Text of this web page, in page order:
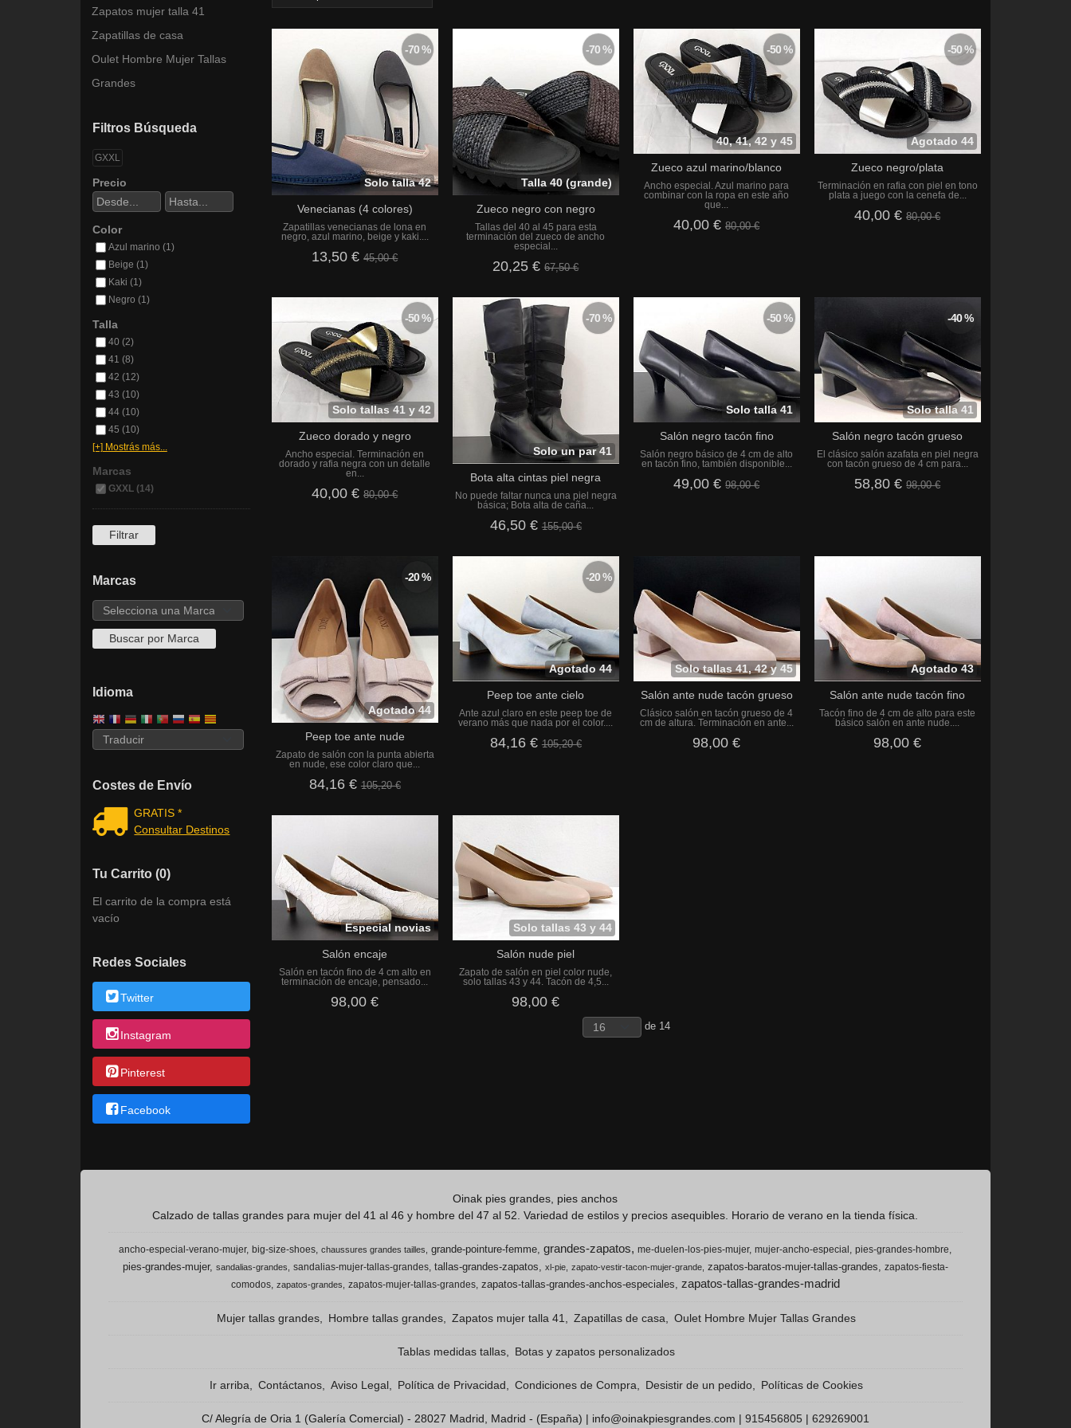
Zapatos mujer talla 41
Zapatillas de casa
Oulet Hombre Mujer Tallas
Grandes
Filtros Búsqueda
GXXL
Precio
Color
Azul marino (1)
Beige (1)
Kaki (1)
Negro (1)
Talla
40 (2)
41 (8)
42 (12)
43 (10)
44 (10)
45 (10)
[+] Mostrás más...
Marcas
GXXL (14)
Marcas
Idioma
Costes de Envío
GRATIS *
Consultar Destinos
Tu Carrito (0)
El carrito de la compra está
vacío
Redes Sociales
Twitter
Instagram
Pinterest
Facebook
Solo talla 42
-70 %
Venecianas (4 colores)
Zapatillas venecianas de lona en
negro, azul marino, beige y kaki....
13,50 €45,00 €
Talla 40 (grande)
-70 %
Zueco negro con negro
Tallas del 40 al 45 para esta
terminación del zueco de ancho
especial...
20,25 €67,50 €
40, 41, 42 y 45
-50 %
Zueco azul marino/blanco
Ancho especial. Azul marino para
combinar con la ropa en este año
que...
40,00 €80,00 €
Agotado 44
-50 %
Zueco negro/plata
Terminación en rafia con piel en tono
plata a juego con la cenefa de...
40,00 €80,00 €
Solo tallas 41 y 42
-50 %
Zueco dorado y negro
Ancho especial. Terminación en
dorado y rafia negra con un detalle
en...
40,00 €80,00 €
Solo un par 41
-70 %
Bota alta cintas piel negra
No puede faltar nunca una piel negra
básica; Bota alta de caña...
46,50 € 155,00 €
Solo talla 41
-50 %
Salón negro tacón fino
Salón negro básico de 4 cm de alto
en tacón fino, también disponible...
49,00 €98,00 €
Solo talla 41
-40 %
Salón negro tacón grueso
El clásico salón azafata en piel negra
con tacón grueso de 4 cm para...
58,80 €98,00 €
Agotado 44
-20 %
Peep toe ante nude
Zapato de salón con la punta abierta
en nude, ese color claro que...
84,16 € 105,20 €
Agotado 44
-20 %
Peep toe ante cielo
Ante azul claro en este peep toe de
verano más que nada por el color....
84,16 € 105,20 €
Solo tallas 41, 42 y 45
Salón ante nude tacón grueso
Clásico salón en tacón grueso de 4
cm de altura. Terminación en ante...
98,00 €
Agotado 43
Salón ante nude tacón fino
Tacón fino de 4 cm de alto para este
básico salón en ante nude....
98,00 €
Especial novias
Salón encaje
Salón en tacón fino de 4 cm alto en
terminación de encaje, pensado...
98,00 €
Solo tallas 43 y 44
Salón nude piel
Zapato de salón en piel color nude,
solo tallas 43 y 44. Tacón de 4,5...
98,00 €
de 14
Oinak pies grandes, pies anchos
Calzado de tallas grandes para mujer del 41 al 46 y hombre del 47 al 52. Variedad de estilos y precios asequibles. Horario de verano en la tienda física.
ancho-especial-verano-mujer big-size-shoes chaussures grandes tailles grande-pointure-femme grandes-zapatos me-duelen-los-pies-mujer mujer-ancho-especial pies-grandes-hombre
pies-grandes-mujer sandalias-grandes sandalias-mujer-tallas-grandes tallas-grandes-zapatos xl-pie zapato-vestir-tacon-mujer-grande zapatos-baratos-mujer-tallas-grandes
zapatos-fiesta-
comodos
zapatos-grandes zapatos-mujer-tallas-grandes zapatos-tallas-grandes-anchos-especiales zapatos-tallas-grandes-madrid
Mujer tallas grandes Hombre tallas grandes Zapatos mujer talla 41 Zapatillas de casa Oulet Hombre Mujer Tallas Grandes
Tablas medidas tallas Botas y zapatos personalizados
Ir arriba Contáctanos Aviso Legal Política de Privacidad Condiciones de Compra Desistir de un pedido Políticas de Cookies
C/ Alegría de Oria 1 (Galería Comercial) - 28027 Madrid, Madrid - (España) | info@oinakpiesgrandes.com | 915456805 | 629269001